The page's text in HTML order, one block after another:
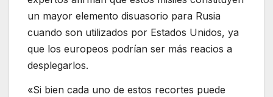
un mayor elemento disuasorio para Rusia
cuando son utilizados por Estados Unidos, ya
que los europeos podrían ser más reacios a
desplegarlos.
«Si bien cada uno de estos recortes puede